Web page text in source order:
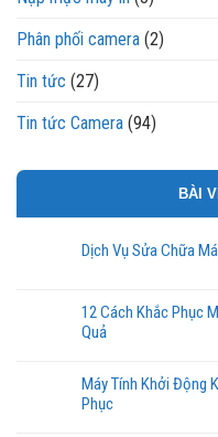
Phân phối camera (2)
Tin tức (27)
Tin tức Camera (94)
BÀI
Dịch Vụ Sửa Chữa
12 Cách Khắc Phục
Quả
Máy Tính Khởi Động
Phục